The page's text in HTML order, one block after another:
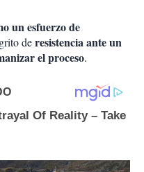
un esfuerzo de
deresistencia ante un
el proceso.